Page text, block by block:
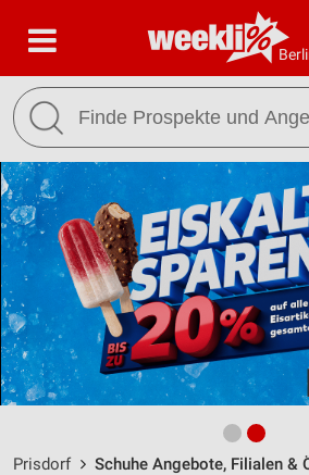
Prisdorf Schuhe Angebote, Filialen &